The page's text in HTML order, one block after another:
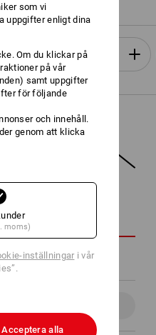
som vi
uppgifter enligt dina
Om du klickar på
på vår
samt uppgifter
för följande
och innehåll.
genom att klicka
moms)
inställningar i vår
Acceptera alla